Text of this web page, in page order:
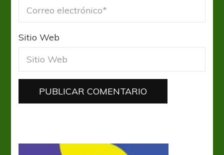
Sitio Web